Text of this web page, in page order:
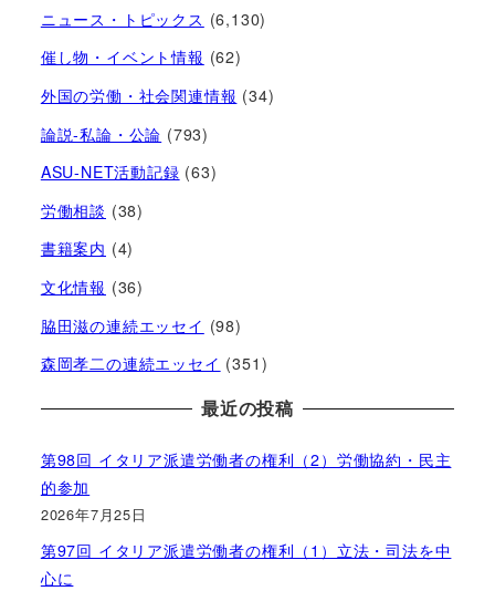
ニュース・トピックス (6,130)
催し物・イベント情報 (62)
外国の労働・社会関連情報 (34)
論説-私論・公論 (793)
ASU-NET活動記録 (63)
労働相談 (38)
書籍案内 (4)
文化情報 (36)
脇田滋の連続エッセイ (98)
森岡孝二の連続エッセイ (351)
最近の投稿
第98回 イタリア派遣労働者の権利（2）労働協約・民主
的参加
2026年7月25日
第97回 イタリア派遣労働者の権利（1）立法・司法を中
心に